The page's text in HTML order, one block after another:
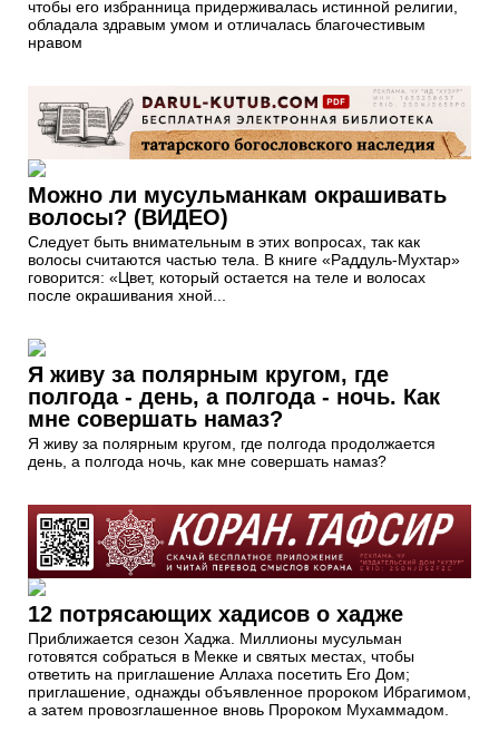
чтобы его избранница придерживалась истинной религии,
обладала здравым умом и отличалась благочестивым
нравом
Можно ли мусульманкам окрашивать
волосы? (ВИДЕО)
Следует быть внимательным в этих вопросах, так как
волосы считаются частью тела. В книге «Раддуль-Мухтар»
говорится: «Цвет, который остается на теле и волосах
после окрашивания хной...
Я живу за полярным кругом, где
полгода - день, а полгода - ночь. Как
мне совершать намаз?
Я живу за полярным кругом, где полгода продолжается
день, а полгода ночь, как мне совершать намаз?
12 потрясающих хадисов о хадже
Приближается сезон Хаджа. Миллионы мусульман
готовятся собраться в Мекке и святых местах, чтобы
ответить на приглашение Аллаха посетить Его Дом;
приглашение, однажды объявленное пророком Ибрагимом,
а затем провозглашенное вновь Пророком Мухаммадом.